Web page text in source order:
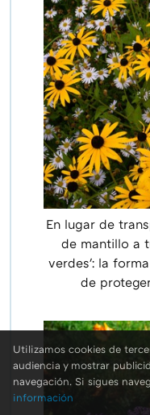
En lugar de
de mantillo a
verdes': la
de
Utilizamos cookies de
audiencia y mostrar
navegación. Si sigues
información